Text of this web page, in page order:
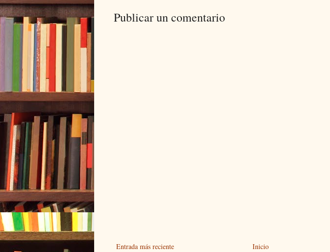
Publicar un comentario
Entrada más reciente Inicio